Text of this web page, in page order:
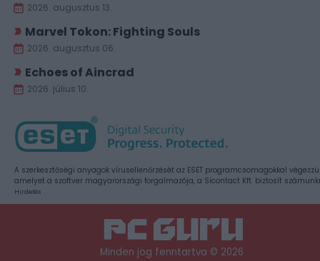
2026. augusztus 13.
Marvel Tokon: Fighting Souls
2026. augusztus 06.
Echoes of Aincrad
2026. július 10.
A szerkesztőségi anyagok vírusellenőrzését az ESET programcsomagokkal
amelyet a szoftver magyarországi forgalmazója, a Sicontact Kft. biztosít
Hirdetés
Minden jog fenntartva © 2026